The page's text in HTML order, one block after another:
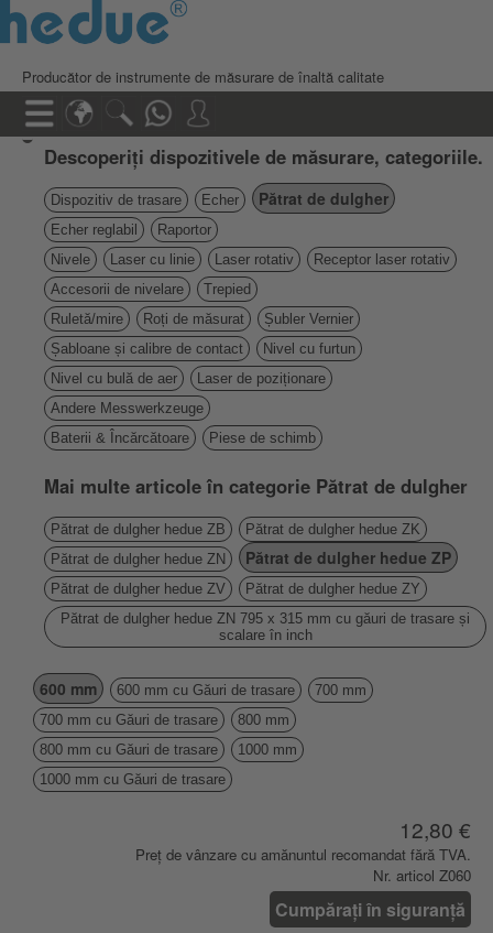
Producător de instrumente de măsurare de înaltă calitate
Descoperiți dispozitivele de măsurare, categoriile.
Dispozitiv de trasare Echer Pătrat de dulgher
Echer reglabil
Raportor
Nivele
Laser cu linie Laser rotativ
Receptor laser rotativ
Accesorii de nivelare
Trepied
Ruletă/mire
Roți de măsurat
Șubler Vernier
Șabloane și calibre de contact
Nivel cu furtun
Nivel cu bulă de aer
Laser de poziționare
Andere Messwerkzeuge
Baterii & Încărcătoare
Piese de schimb
Mai multe articole în categorie Pătrat de dulgher
Pătrat de dulgher hedue ZB
Pătrat de dulgher hedue ZK
Pătrat de dulgher hedue ZN
Pătrat de dulgher hedue ZP
Pătrat de dulgher hedue ZV
Pătrat de dulgher hedue ZY
Pătrat de dulgher hedue ZN 795 x 315 mm cu găuri de trasare și
scalare în inch
600 mm 600 mm cu Găuri de trasare
700 mm
700 mm cu Găuri de trasare
800 mm
800 mm cu Găuri de trasare
1000 mm
1000 mm cu Găuri de trasare
12,80 €
Preț de vânzare cu amănuntul recomandat fără TVA.
Nr. articol Z060
Cumpărați în siguranță